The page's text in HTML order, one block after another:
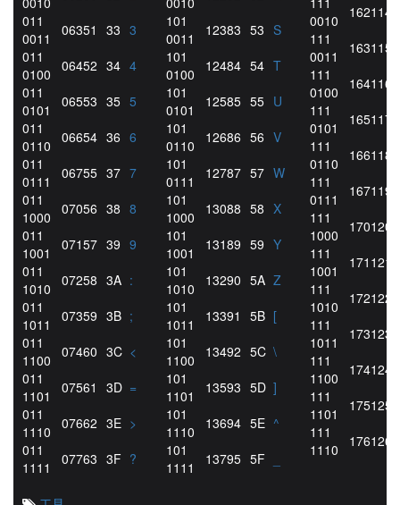
011
0011
06351 33 3
011
0100
06452 34 4
011
0101
06553 35 5
011
0110
06654 36 6
011
0111
06755 37 7
011
1000
07056 38 8
011
1001
07157 39 9
011
1010
07258 3A :
011
1011
07359 3B ;
011
1100
07460 3C <
011
1101
07561 3D =
011
1110
07662 3E >
011
1111
07763 3F ?
101
0011
12383 53 S
101
0100
12484 54 T
101
0101
12585 55 U
101
0110
12686 56 V
101
0111
12787 57 W
101
1000
13088 58 X
101
1001
13189 59 Y
101
1010
13290 5A Z
101
1011
13391 5B [
101
1100
13492 5C \
101
1101
13593 5D ]
101
1110
13694 5E ^
101
1111
13795 5F
0010
162114
111
0011
163115
111
0100
164116
111
0101
165117
111
0110
166118
111
0111
167119
111
1000
170120
111
1001
171 121
111
1010
172122
111
1011
173123
111
1100
174124
111
1101
175125
111
1110
176126